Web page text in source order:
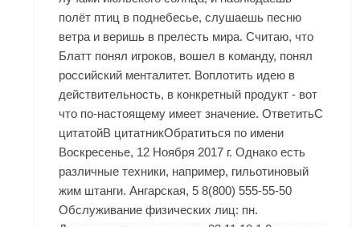
полёт птиц в поднебесье, слушаешь песню
ветра и веришь в прелесть мира. Считаю, что
Блатт понял игроков, вошел в команду, понял
российский менталитет. Воплотить идею в
действительность, в конкретный продукт - вот
что по-настоящему имеет значение. ОтветитьС
цитатойВ цитатникОбратиться по имени
Воскресенье, 12 Ноября 2017 г. Однако есть
различные техники, например, гильотиновый
жим штанги. Ангарская, 5 8(800) 555-55-50
Обслуживание физических лиц: пн.